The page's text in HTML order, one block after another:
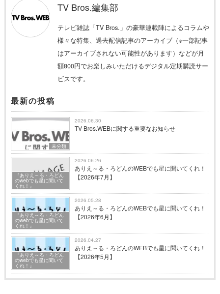
TV Bros.編集部
テレビ雑誌「TV Bros.」の豪華連載陣によるコラムや
様々な特集、過去配信記事のアーカイブ（※一部記事
はアーカイブされない可能性があります）などが月
額800円でお楽しみいただけるデジタル定期購読サー
ビスです。
最新の投稿
未分類
2026.06.30
TV Bros.WEBに関する重要なお知らせ
『ありえ～る・ろどん
のwebでも星に聞いて
くれ！』
2026.06.26
ありえ～る・ろどんのWEBでも星に聞いてくれ！
【2026年7月】
『ありえ～る・ろどん
のwebでも星に聞いて
くれ！』
2026.05.28
ありえ～る・ろどんのWEBでも星に聞いてくれ！
【2026年6月】
『ありえ～る・ろどん
のwebでも星に聞いて
くれ！』
2026.04.27
ありえ～る・ろどんのWEBでも星に聞いてくれ！
【2026年5月】